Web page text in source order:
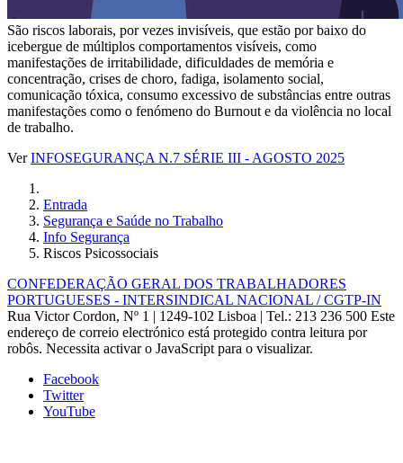
São riscos laborais, por vezes invisíveis, que estão por baixo do
icebergue de múltiplos comportamentos visíveis, como
manifestações de irritabilidade, dificuldades de memória e
concentração, crises de choro, fadiga, isolamento social,
comunicação tóxica, consumo excessivo de substâncias entre outras
manifestações como o fenómeno do Burnout e da violência no local
de trabalho.
VerINFOSEGURANÇA N.7 SÉRIE III - AGOSTO 2025
Entrada
Segurança e Saúde no Trabalho
Info Segurança
Riscos Psicossociais
CONFEDERAÇÃO GERAL DOS TRABALHADORES
PORTUGUESES - INTERSINDICAL NACIONAL / CGTP-IN
Rua Victor Cordon, Nº 1 | 1249-102 Lisboa | Tel.: 213 236 500 Este
endereço de correio electrónico está protegido contra leitura por
robôs. Necessita activar o JavaScript para o visualizar.
Facebook
Twitter
YouTube